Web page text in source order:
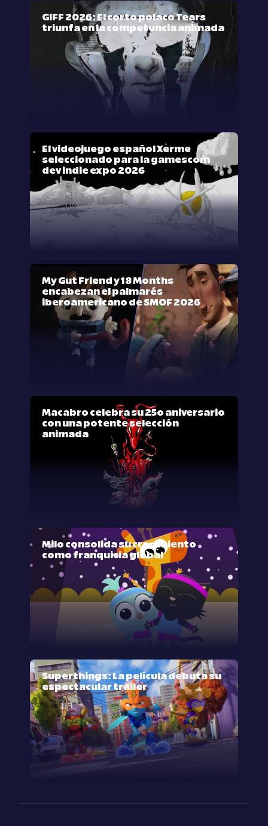
GIFF 2026: El corto polaco Tears
triunfa en la competencia animada
El videojuego español Xerme
seleccionado para la gamescom
dev indie expo 2026
My Gut Friend y 18 Months
encabezan el palmarés
iberoamericano de SMOF 2026
Macabro celebra su 25º aniversario
con una potente selección
animada
Milo consolida su crecimiento
como franquicia global
Superthings: La película debuta su
espectacular trailer